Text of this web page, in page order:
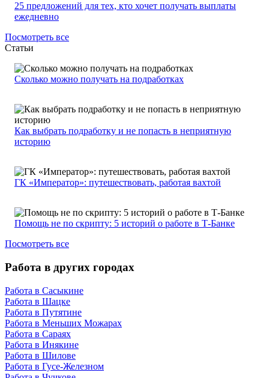
25 предложений для тех, кто хочет получать выплаты
ежедневно
Посмотреть все
Статьи
Сколько можно получать на подработках
Как выбрать подработку и не попасть в неприятную
историю
ГК «Император»: путешествовать, работая вахтой
Помощь не по скрипту: 5 историй о работе в Т-Банке
Посмотреть все
Работа в других городах
Работа в Сасыкине
Работа в Шацке
Работа в Путятине
Работа в Меньших Можарах
Работа в Сараях
Работа в Инякине
Работа в Шилове
Работа в Гусе-Железном